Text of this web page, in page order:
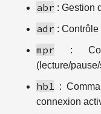
abr : Gestion
adr :
mpr :
(lecture/
hb1
:
connexion